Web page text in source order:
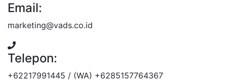
Email:
marketing@vads.co.id
Telepon:
+62217991445 / (WA) +6285157764367